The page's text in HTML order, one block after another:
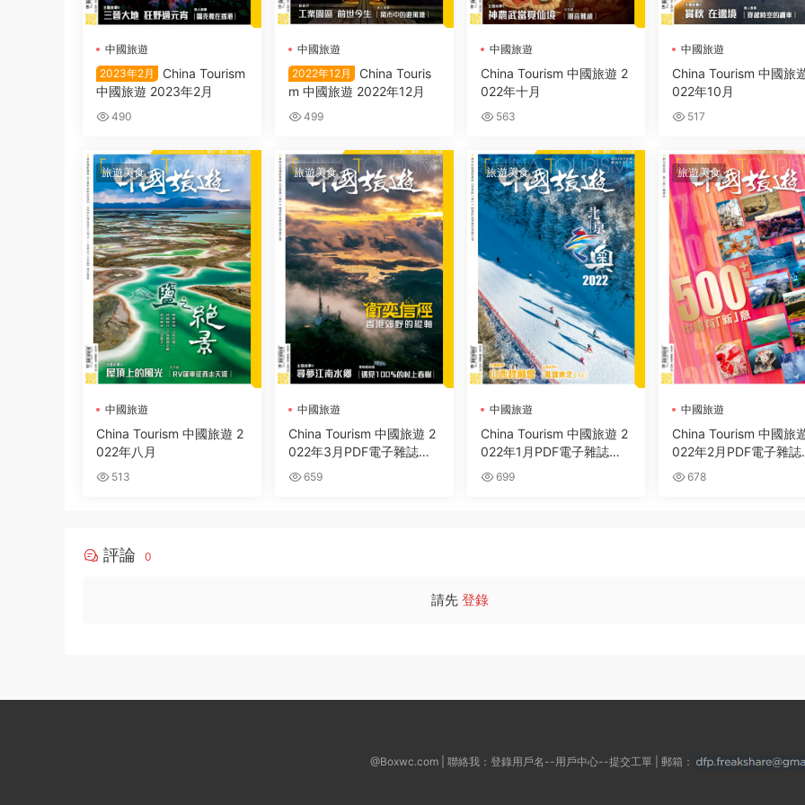
中國旅遊
2023年2月
China Tourism
中國旅遊 2023年2月
490
中國旅遊
2022年12月
China Touris
m 中國旅遊 2022年12月
499
中國旅遊
China Tourism 中國旅遊 2
022年十月
563
中國旅遊
China Tourism 中國旅
022年10月
517
旅遊美食
中國旅遊
China Tourism 中國旅遊 2
022年八月
513
旅遊美食
中國旅遊
China Tourism 中國旅遊 2
022年3月PDF電子雜誌下
載659
旅遊美食
中國旅遊
China Tourism 中國旅遊 2
022年1月PDF電子雜誌下
載699
旅遊美食
中國旅遊
China Tourism 中國旅
022年2月PDF電子雜誌
載 678
評論 0
請先 登錄
@Boxwc.com | 聯絡我：登錄用戶名--用戶中心--提交工單 | 郵箱：